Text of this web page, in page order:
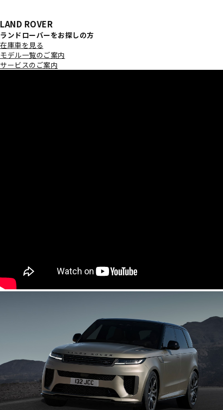
LAND ROVER
ランドローバーをお探しの方
在庫車を見る
モデル一覧のご案内
サービスのご案内